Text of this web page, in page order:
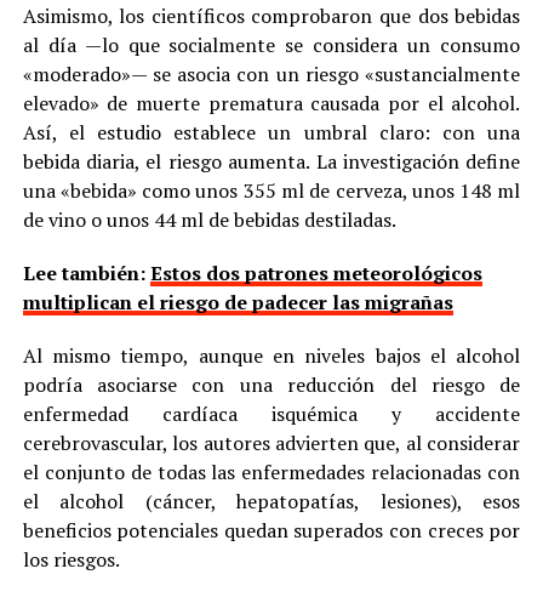
Asimismo, los científicos comprobaron que dos bebidas
al día —lo que socialmente se considera un consumo
«moderado»— se asocia con un riesgo «sustancialmente
elevado» de muerte prematura causada por el alcohol.
Así, el estudio establece un umbral claro: con una
bebida diaria, el riesgo aumenta. La investigación define
una «bebida» como unos 355 ml de cerveza, unos 148 ml
de vino o unos 44 ml de bebidas destiladas.
Lee también:Estos dos patrones meteorológicos
multiplican el riesgo de padecer las migrañas
Al mismo tiempo, aunque en niveles bajos el alcohol
podría asociarse con una reducción del riesgo de
enfermedad cardíaca isquémica y accidente
cerebrovascular, los autores advierten que, al considerar
el conjunto de todas las enfermedades relacionadas con
el alcohol (cáncer, hepatopatías, lesiones), esos
beneficios potenciales quedan superados con creces por
los riesgos.